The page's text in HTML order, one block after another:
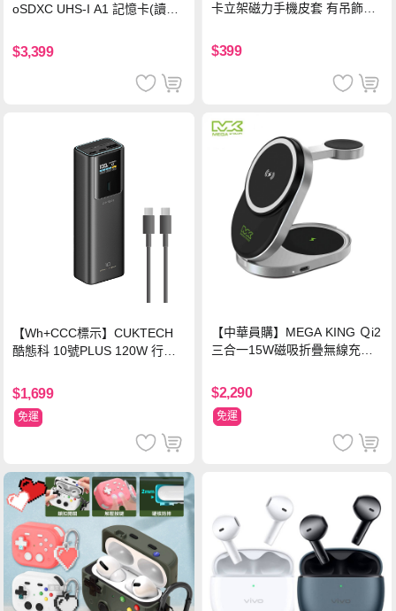
oSDXC UHS-I A1 記憶卡(讀取
$3,399
卡立架磁力手機皮套 有吊飾孔
$399
【Wh+CCC標示】CUKTECH
酷態科 10號PLUS 120W 行動
色
$1,699
免運
【中華員購】MEGA KING Ｑi2
三合一15W磁吸折疊無線充電
$2,290
免運